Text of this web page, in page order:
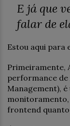
E já que
falar de
Estou aqui para
Primeiramente,
performance
Management),
frontend quanto